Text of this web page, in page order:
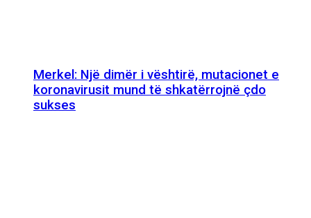
Merkel: Një dimër i vështirë, mutacionet e
koronavirusit mund të shkatërrojnë çdo
sukses